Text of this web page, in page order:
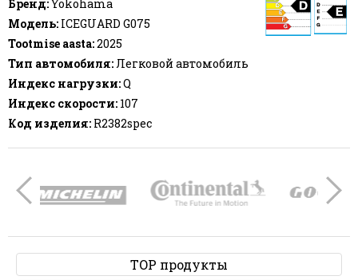
Бренд:Yokohama
Модель: ICEGUARD G075
Tootmise aasta:2025
Тип автомобиля:Легковой автомобиль
Индекс нагрузки:Q
Индекс скорости: 107
Код изделия: R2382spec
TOP продукты